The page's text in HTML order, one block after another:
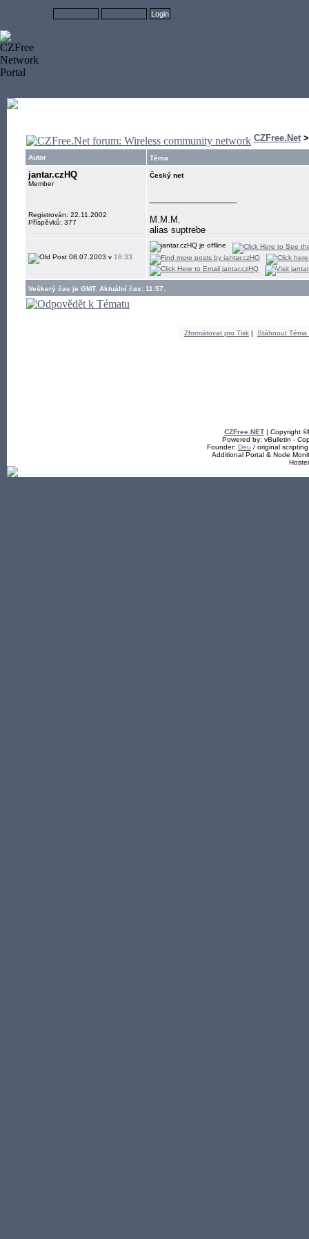
CZFree.Net
Autor Téma
jantar.czHQ
Member
Registrován: 22.11.2002
Příspěvků: 377
Český net
M.M.M.
alias suptrebe
08.07.2003 v 18:33
Veškerý čas je GMT. Aktuální čas: 11:57.
Zformátovat pro Tisk | Stáhnout Téma
CZFree.NET| Copyright
Powered by: vBulletin -
Founder: Deu / original
Additional Portal & Node